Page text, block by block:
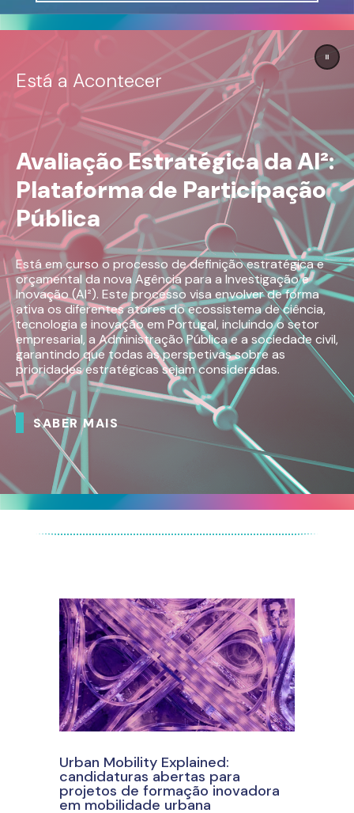
Está a Acontecer
Avaliação Estratégica da AI²:
Plataforma de Participação
Pública
Está em curso o processo de definição estratégica e
orçamental da nova Agência para a Investigação e
Inovação (AI²). Este processo visa envolver de forma
ativa os diferentes atores do ecossistema de ciência,
tecnologia e inovação em Portugal, incluindo o setor
empresarial, a Administração Pública e a sociedade civil,
garantindo que todas as perspetivas sobre as
prioridades estratégicas sejam consideradas.
SABER MAIS
Urban Mobility Explained:
candidaturas abertas para
projetos de formação inovadora
em mobilidade urbana